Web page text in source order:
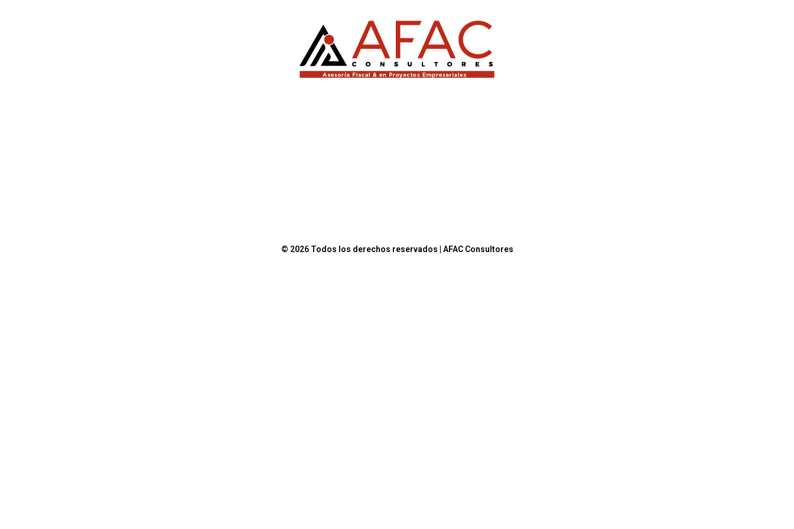
© 2026 Todos los derechos reservados | AFAC Consultores